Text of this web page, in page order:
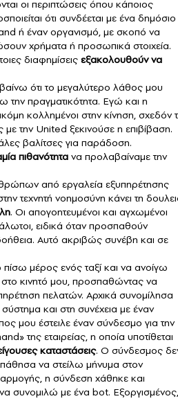
οι περιπτώσεις όπου κάποιος
ότι συνδέεται με ένα δημόσιο
ή έναν οργανισμό, με σκοπό να
χρήματα ή προσωπικά στοιχεία.
διαφημίσεις εξακολουθούν να
ότι το μεγαλύτερο λάθος μου
πραγματικότητα. Εγώ και η
κολλημένοι στην κίνηση, σχεδόν
με την United ξεκινούσε η επιβίβαση.
βαλίτσες για παράδοση.
πιθανότητα να προλαβαίναμε την
από εργαλεία εξυπηρέτησης
τεχνητή νοημοσύνη κάνει τη
. Οι απογοητευμένοι και αγχωμένοι
ειδικά όταν προσπαθούν
Αυτό ακριβώς συνέβη και σε
μέρος ενός ταξί και να ανοίγω
κινητό μου, προσπαθώντας να
πελατών. Αρχικά συνομίλησα
και στη συνέχεια με έναν
μου έστειλε έναν σύνδεσμο για την
της εταιρείας, η οποία υποτίθεται
καταστάσεις. Ο σύνδεσμος
να στείλω μήνυμα στον
η σύνδεση χάθηκε και
συνομιλώ με ένα bot. Εξοργισμένος,